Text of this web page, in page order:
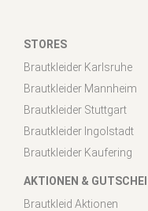
STORES
Brautkleider Karlsruhe
Brautkleider Mannheim
Brautkleider Stuttgart
Brautkleider Ingolstadt
Brautkleider Kaufering
AKTIONEN &
Brautkleid Aktionen